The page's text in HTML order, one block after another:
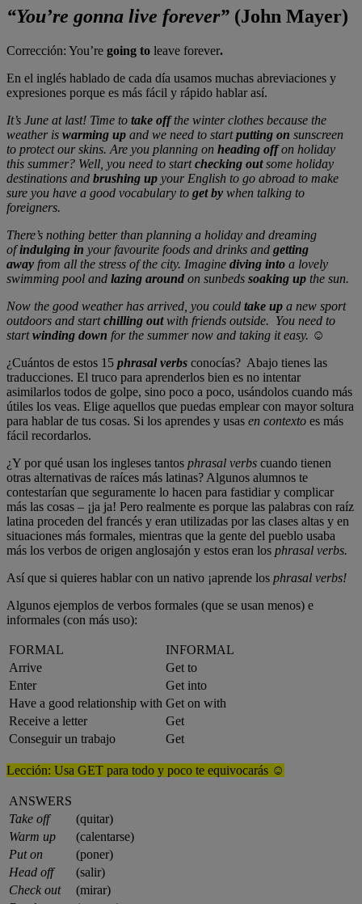
“You’re gonna live forever” (John Mayer)
Corrección: You’re going to leave forever.
En el inglés hablado de cada día usamos muchas abreviaciones y
expresiones porque es más fácil y rápido hablar así.
It’s June at last! Time to take off the winter clothes because the
weather is warming up and we need to startputting on sunscreen
to protect our skins. Are you planning on heading offon holiday
this summer? Well, you need to startchecking outsome holiday
destinations and brushing up your English to go abroad to make
sure you have a good vocabulary to get by when talking to
foreigners.
There’s nothing better than planning a holiday and dreaming
ofindulging in your favourite foods and drinks and getting
away from all the stress of the city. Imagine diving into a lovely
swimming pool and lazing around on sunbeds soaking up the sun.
Now the good weather has arrived, you could take up a new sport
outdoors and startchilling outwith friends outside. You need to
startwinding down for the summer now and taking it easy. ☺
¿Cuántos de estos 15 phrasal verbs conocías? Abajo tienes las
traducciones. El truco para aprenderlos bien es no intentar
asimilarlos todos de golpe, sino poco a poco, usándolos cuando más
útiles los veas. Elige aquellos que puedas emplear con mayor soltura
para hablar de tus cosas. Si los aprendes y usas en contexto es más
fácil recordarlos.
¿Y por qué usan los ingleses tantos phrasal verbs cuando tienen
otras alternativas de raíces más latinas? Algunos alumnos te
contestarían que seguramente lo hacen para fastidiar y complicar
más las cosas – ¡ja ja! Pero realmente es porque las palabras con raíz
latina proceden del francés y eran utilizadas por las clases altas y en
situaciones más formales, mientras que la gente del pueblo usaba
más los verbos de origen anglosajón y estos eran los phrasal verbs.
Así que si quieres hablar con un nativo ¡aprende los phrasal verbs!
Algunos ejemplos de verbos formales (que se usan menos) e
informales (con más uso):
FORMAL
INFORMAL
Arrive
Get to
Enter
Get into
Have a good relationship with Get on with
Receive a letter
Get
Conseguir un trabajo
Get
Lección: Usa GET para todo y poco te equivocarás ☺
ANSWERS
Take off
(quitar)
Warm up
(calentarse)
Put on
(poner)
Head off
(salir)
Check out
(mirar)